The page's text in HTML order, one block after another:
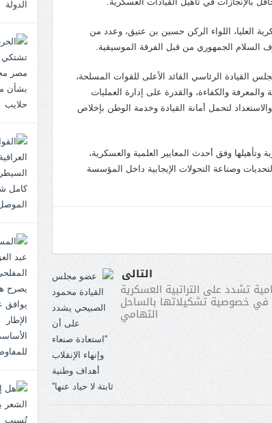
العليا، اللواء الركن حسين بن عتيق، وعدد من
السلام الجمهوري من قبل الفرقة الموسيقية.
القيادة الرئاسي القائد الأعلى للقوات المسلحة،
والكفاءة، والقدرة على إدارة العمليات
لتحمل أمانة القيادة وخدمة الوطن بإخلاص
وتأهيلها وفق أحدث المعايير العلمية والعسكرية،
وصناعة التحولات الإيجابية داخل المؤسسة
التالى
تشدد على التراتبية العسكرية
في خصوصية تشكيلاتها بالساحل
التهامي